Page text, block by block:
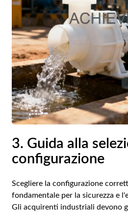
3. Guida alla
configurazione
Scegliere la configurazione
fondamentale per la sicurezza e
Gli acquirenti industriali devono